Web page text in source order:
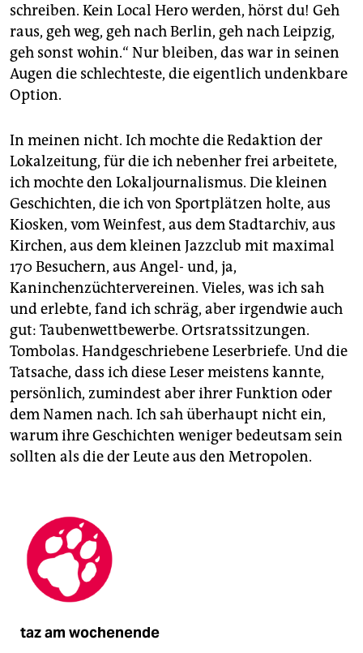
schreiben. Kein Local Hero werden, hörst du! Geh
raus, geh weg, geh nach Berlin, geh nach Leipzig,
geh sonst wohin.“ Nur bleiben, das war in seinen
Augen die schlechteste, die eigentlich undenkbare
Option.
In meinen nicht. Ich mochte die Redaktion der
Lokalzeitung, für die ich nebenher frei arbeitete,
ich mochte den Lokaljournalismus. Die kleinen
Geschichten, die ich von Sportplätzen holte, aus
Kiosken, vom Weinfest, aus dem Stadtarchiv, aus
Kirchen, aus dem kleinen Jazzclub mit maximal
170 Besuchern, aus Angel- und, ja,
Kaninchenzüchtervereinen. Vieles, was ich sah
und erlebte, fand ich schräg, aber irgendwie auch
gut: Taubenwettbewerbe. Ortsratssitzungen.
Tombolas. Handgeschriebene Leserbriefe. Und die
Tatsache, dass ich diese Leser meistens kannte,
persönlich, zumindest aber ihrer Funktion oder
dem Namen nach. Ich sah überhaupt nicht ein,
warum ihre Geschichten weniger bedeutsam sein
sollten als die der Leute aus den Metropolen.
taz am wochenende